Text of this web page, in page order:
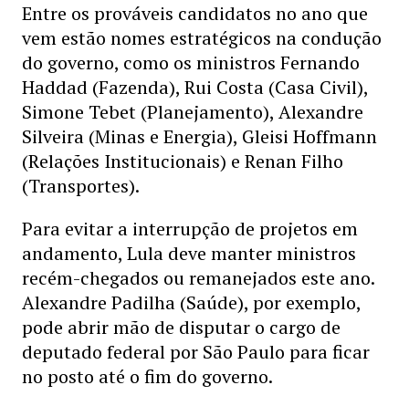
Entre os prováveis candidatos no ano que
vem estão nomes estratégicos na condução
do governo, como os ministros Fernando
Haddad (Fazenda), Rui Costa (Casa Civil),
Simone Tebet (Planejamento), Alexandre
Silveira (Minas e Energia), Gleisi Hoffmann
(Relações Institucionais) e Renan Filho
(Transportes).
Para evitar a interrupção de projetos em
andamento, Lula deve manter ministros
recém-chegados ou remanejados este ano.
Alexandre Padilha (Saúde), por exemplo,
pode abrir mão de disputar o cargo de
deputado federal por São Paulo para ficar
no posto até o fim do governo.